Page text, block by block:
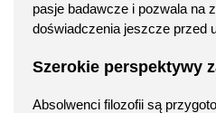
pasje badawcze i pozwala na
doświadczenia jeszcze przed
Szerokie perspektywy
Absolwenci filozofii są